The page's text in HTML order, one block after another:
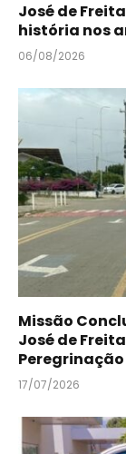
José de
história nos
06/08/2026
Missão
José de
Peregrinação
17/07/2026